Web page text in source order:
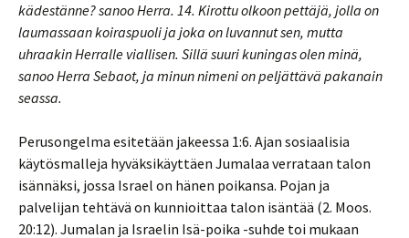
kädestänne? sanoo Herra. 14. Kirottu olkoon pettäjä, jolla on
laumassaan koiraspuoli ja joka on luvannut sen, mutta
uhraakin Herralle viallisen. Sillä suuri kuningas olen minä,
sanoo Herra Sebaot, ja minun nimeni on peljättävä pakanain
seassa.
Perusongelma esitetään jakeessa 1:6. Ajan sosiaalisia
käytösmalleja hyväksikäyttäen Jumalaa verrataan talon
isännäksi, jossa Israel on hänen poikansa. Pojan ja
palvelijan tehtävä on kunnioittaa talon isäntää (2. Moos.
20:12). Jumalan ja Israelin Isä-poika -suhde toi mukaan